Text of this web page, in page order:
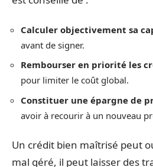
Calculer objectivement sa
avant de signer.
Rembourser en priorité les
pour limiter le coût global.
Constituer une épargne de
avoir à recourir à un nouveau
Un crédit bien maîtrisé peut
mal géré, il peut laisser des